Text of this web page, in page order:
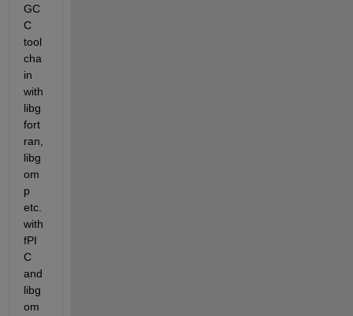
GC
C
tool
cha
in
with
libg
fort
ran,
libg
om
p
etc.
with
fPI
C
and
libg
om